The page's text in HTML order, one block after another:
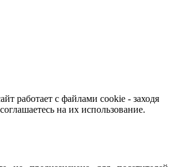
работает с файлами cookie - заходя
на их использование.